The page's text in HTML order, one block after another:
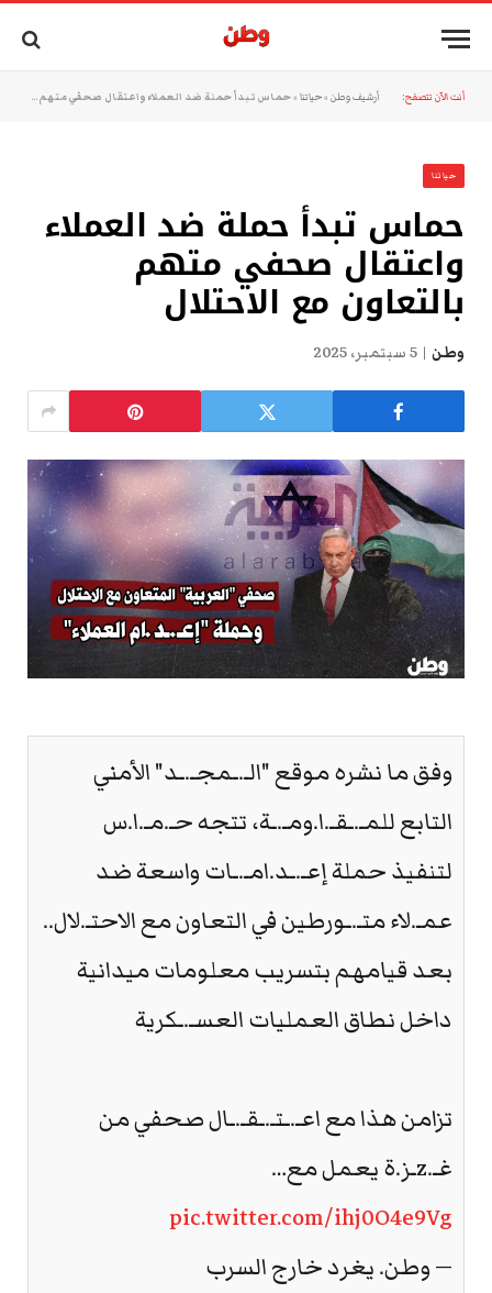
أنت الآن تتصفح: أرشيف وطن »حياتنا »حماس تبدأ حملة ضد العملاء واعتقال صحفي متهم بالتعاون مع الاحتلال
حياتنا
حماس تبدأ حملة ضد العملاء
واعتقال صحفي متهم
بالتعاون مع الاحتلال
وطن 5 سبتمبر، 2025
وفق ما نشره موقع "الـ.ـمجـ.ـد" الأمني
التابع للمـ.ـقـ.ا.ومـ.ـة، تتجه حـ.مـ.ا.س
لتنفيذ حملة إعـ.ـد.امـ.ـات واسعة ضد
عمـ.لاء متـ.ـورطين في التعاون مع الاحتـ.لال..
بعد قيامهم بتسريب معلومات ميدانية
داخل نطاق العمليات العسـ.ـكرية
تزامن هذا مع اعـ.ـتـ.ـقـ.ـال صحفي من
غـ.zـز.ة يعمل مع…
pic.twitter.com/ihj0O4e9Vg
— وطن. يغرد خارج السرب